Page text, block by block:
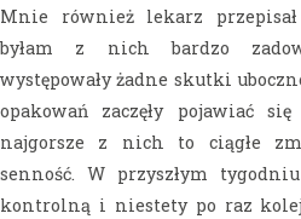
Mnie również lekarz
byłam z nich bardzo
występowały żadne skutki
opakowań zaczęły pojawiać
najgorsze z nich to ciągłe
senność. W przyszłym
kontrolną i niestety po raz